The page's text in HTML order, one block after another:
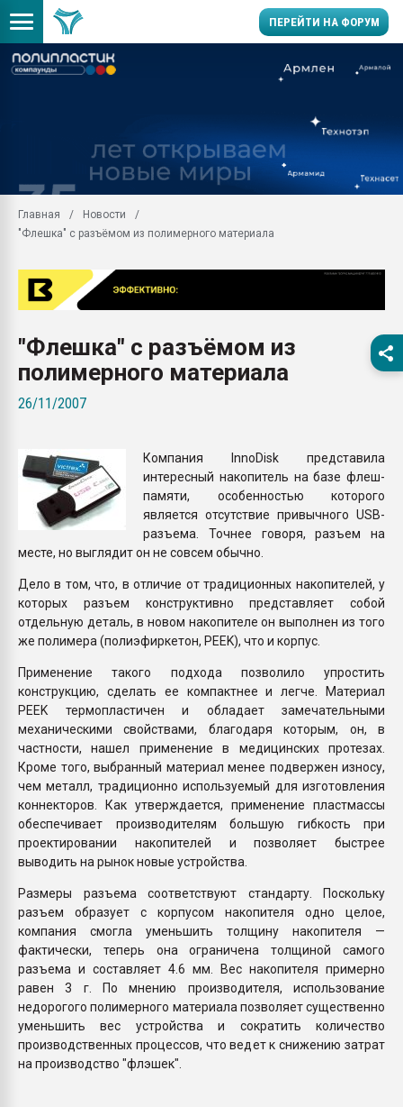
ПЕРЕЙТИ НА ФОРУМ
Вакуум-формовочные
ближайшее
Подмосковье, Москва
28.07.2026
бутылок
Материал поверхности
вакуумного
ПЕРЕЙТИ НА
Главная
Новости
"Флешкa" с разъёмом из полимерного материала
"Флешкa" с разъёмом из
полимерного материала
26/11/2007
Компания InnoDisk представила
интересный накопитель на базе флеш-
памяти, особенностью которого
является отсутствие привычного USB-
разъема. Точнее говоря, разъем на
месте, но выглядит он не совсем обычно.
Дело в том, что, в отличие от традиционных накопителей, у
которых разъем конструктивно представляет собой
отдельную деталь, в новом накопителе он выполнен из того
же полимера (полиэфиркетон, PEEK), что и корпус.
Применение такого подхода позволило упростить
конструкцию, сделать ее компактнее и легче. Материал
PEEK термопластичен и обладает замечательными
механическими свойствами, благодаря которым, он, в
частности, нашел применение в медицинских протезах.
Кроме того, выбранный материал менее подвержен износу,
чем металл, традиционно используемый для изготовления
коннекторов. Как утверждается, применение пластмассы
обеспечивает производителям большую гибкость при
проектировании накопителей и позволяет быстрее
выводить на рынок новые устройства.
Размеры разъема соответствуют стандарту. Поскольку
разъем образует с корпусом накопителя одно целое,
компания смогла уменьшить толщину накопителя —
фактически, теперь она ограничена толщиной самого
разъема и составляет 4.6 мм. Вес накопителя примерно
равен 3 г. По мнению производителя, использование
недорогого полимерного материала позволяет существенно
уменьшить вес устройства и сократить количество
производственных процессов, что ведет к снижению затрат
на производство "флэшек".